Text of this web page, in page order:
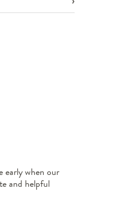
early when our
and helpful